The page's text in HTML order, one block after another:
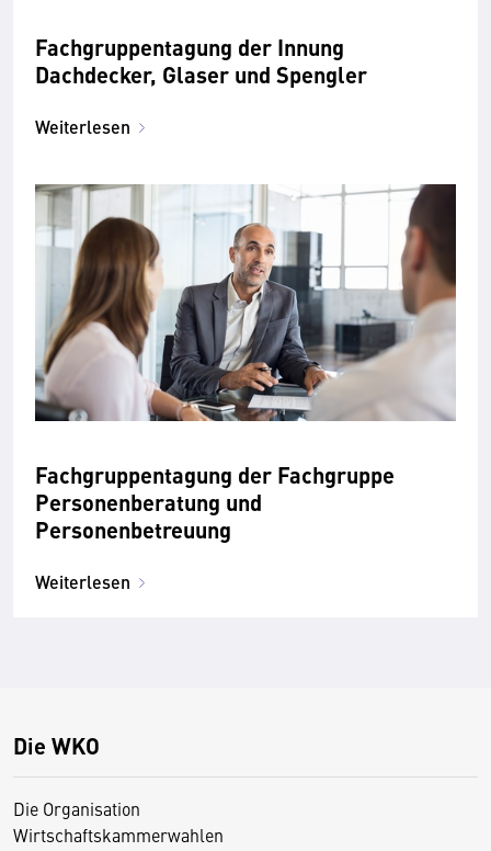
Fachgruppentagung der Innung
Dachdecker, Glaser und Spengler
Weiterlesen
Fachgruppentagung der Fachgruppe
Personenberatung und
Personenbetreuung
Weiterlesen
Die WKO
Die Organisation
Wirtschaftskammerwahlen